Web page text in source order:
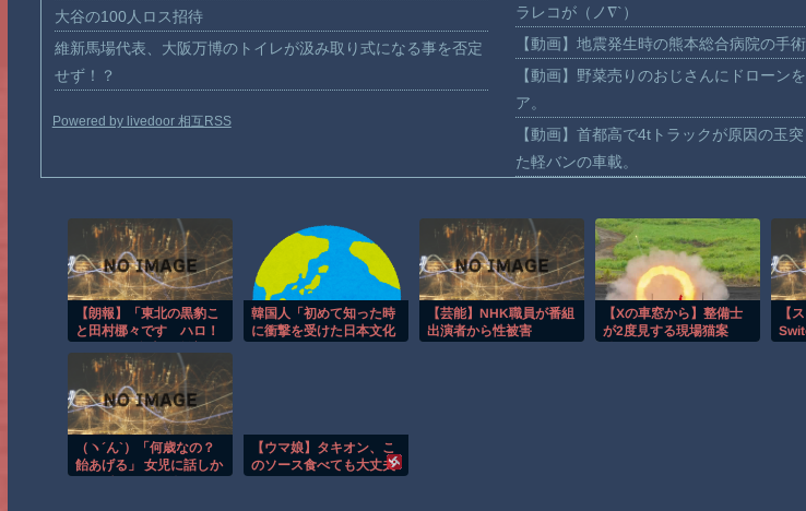
大谷の100人ロス招待
維新馬場代表、大阪万博のトイレが汲み取り式になる事を否定
せず！？
Powered by livedoor 相互RSS
ラレコが（ノ∇`）
【動画】地震発生時の熊本総合病院の手
【動画】野菜売りのおじさんにドローン
ア。
【動画】首都高で4tトラックが原因の玉
た軽バンの車載。
ｗｗｗｗｗｗ
まだ墓石があるだけマシと見るべきか。
【動画】新型のさすまた、限界突破ｗｗ
【謎】広島県が頑なに「はだしのゲンコラ
理由
【朗報】「東北の黒豹こ
と田村梛々です ハロ！
ありました！シビれる！
あこがれるゥ！」
韓国人「初めて知った時
に衝撃を受けた日本文化
【芸能】NHK職員が番組
出演者から性被害
【Xの車窓から】整備士
が2度見する現場猫案
【
（ヽ´ん`）「何歳なの？
飴あげる」 女児に話しか
【ウマ娘】タキオン、こ
のソース食べても大丈夫